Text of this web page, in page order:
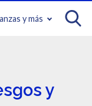
y más
y